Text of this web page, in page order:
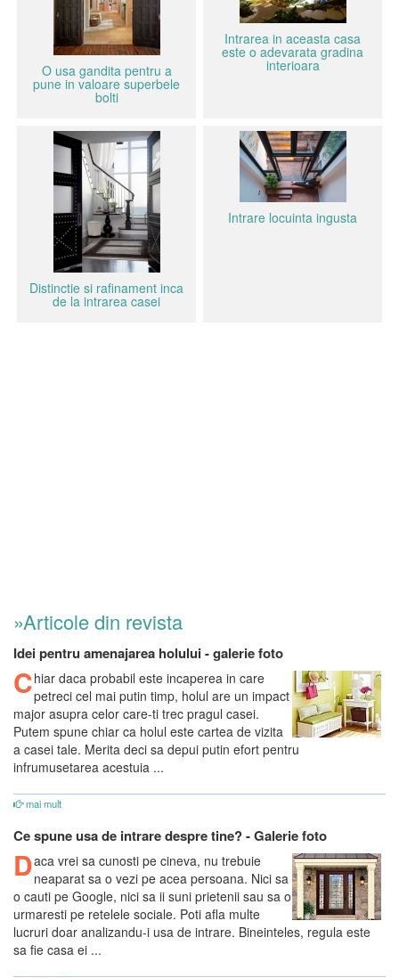
O usa gandita pentru a
pune in valoare superbele
bolti
Intrarea in aceasta casa
este o adevarata gradina
interioara
Distinctie si rafinament inca
de la intrarea casei
Intrare locuinta ingusta
»Articole din revista
Idei pentru amenajarea holului - galerie foto
Chiar daca probabil este incaperea in care
petreci cel mai putin timp, holul are un impact
major asupra celor care-ti trec pragul casei.
Putem spune chiar ca holul este cartea de vizita
a casei tale. Merita deci sa depui putin efort pentru
infrumusetarea acestuia ...
mai mult
Ce spune usa de intrare despre tine? - Galerie foto
Daca vrei sa cunosti pe cineva, nu trebuie
neaparat sa o vezi pe acea persoana. Nici sa
o cauti pe Google, nici sa ii suni prietenii sau sa o
urmaresti pe retelele sociale. Poti afla multe
lucruri doar analizandu-i usa de intrare. Bineinteles, regula este
sa fie casa ei ...